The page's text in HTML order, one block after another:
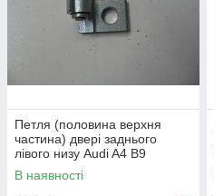
Петля (половина верхня
частина) двері заднього
лівого низу Audi A4 B9
В наявності